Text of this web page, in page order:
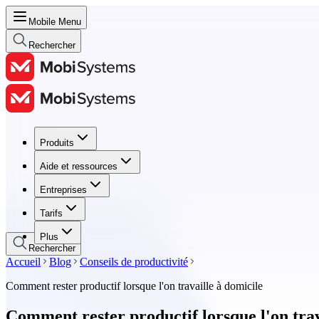
Mobile Menu
Rechercher
Produits
Aide et ressources
Entreprises
Tarifs
Plus
Produits
Aide et ressources
Entreprises
Tarifs
Rechercher
Accueil Blog
Conseils de productivité
Comment rester productif lorsque l'on travaille à domicile